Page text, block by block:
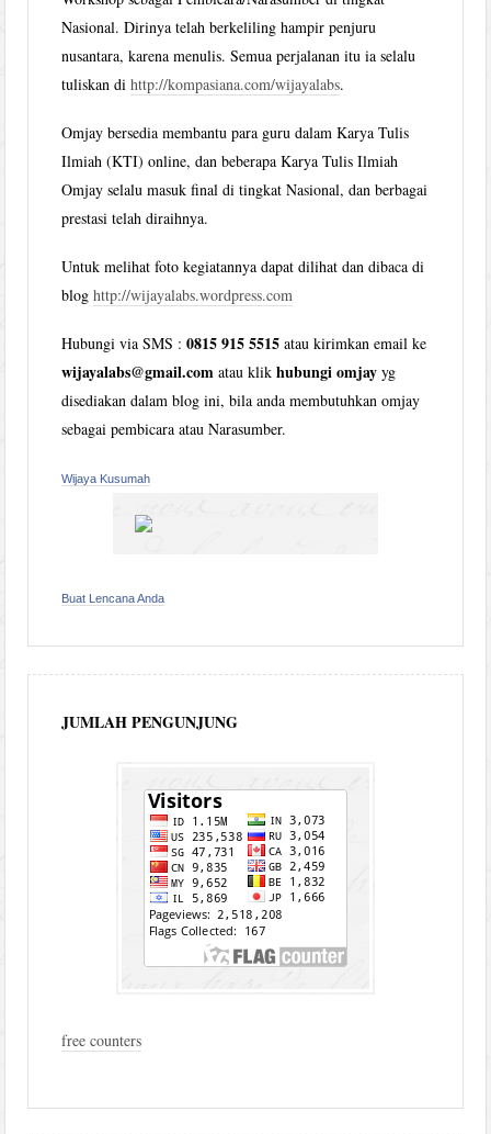
Nasional. Dirinya telah berkeliling hampir penjuru
nusantara, karena menulis. Semua perjalanan itu ia selalu
tuliskan dihttp://kompasiana.com/wijayalabs.
Omjay bersedia membantu para guru dalam Karya Tulis
Ilmiah (KTI) online, dan beberapa Karya Tulis Ilmiah
Omjay selalu masuk final di tingkat Nasional, dan berbagai
prestasi telah diraihnya.
Untuk melihat foto kegiatannya dapat dilihat dan dibaca di
bloghttp://wijayalabs.wordpress.com
Hubungi via SMS :0815 915 5515 atau kirimkan email ke
wijayalabs@gmail.com atau klikhubungi omjay yg
disediakan dalam blog ini, bila anda membutuhkan omjay
sebagai pembicara atau Narasumber.
Wijaya Kusumah
Buat Lencana Anda
JUMLAH PENGUNJUNG
free counters